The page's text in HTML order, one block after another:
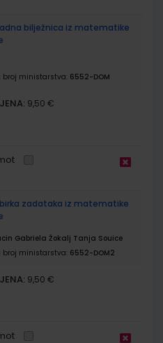
Radna bilježnica iz matematike
broj ministarstva: 6552-DOM
9,50 €
zbirka zadataka iz matematike
Gabriela Žokalj Tanja Souice
broj ministarstva: 6552-DOM2
9,50 €